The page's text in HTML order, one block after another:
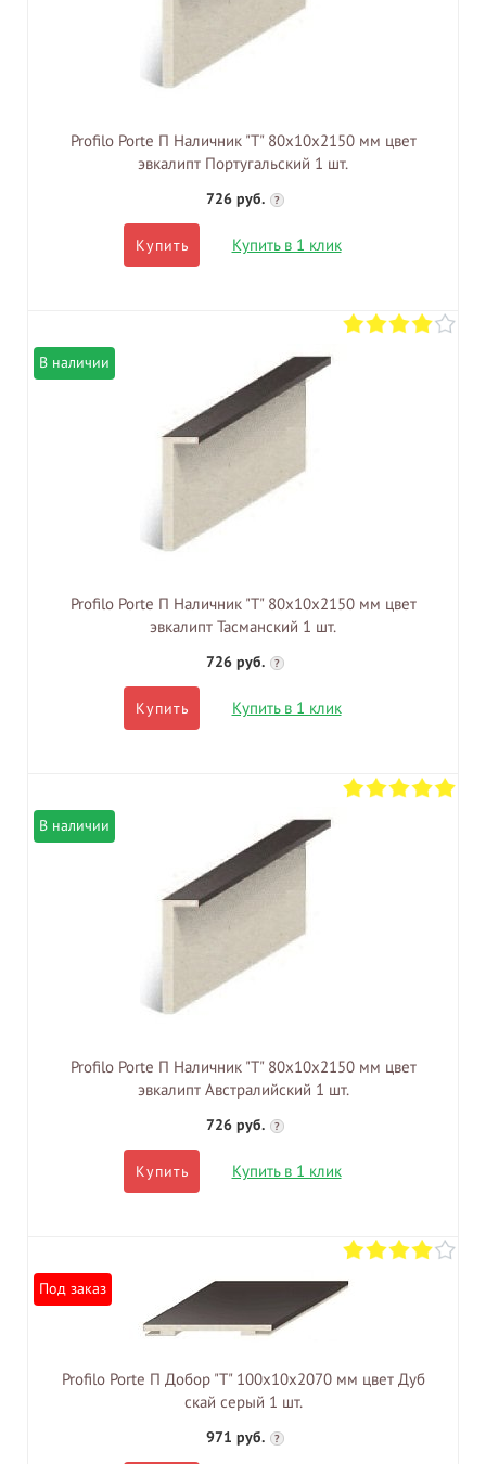
Profilo Porte П Наличник "Т" 80х10х2150 мм цвет
эвкалипт Португальский 1 шт.
726 руб. ?
Купить Купить в 1 клик
В наличии
Profilo Porte П Наличник "Т" 80х10х2150 мм цвет
эвкалипт Тасманский 1 шт.
726 руб. ?
Купить Купить в 1 клик
В наличии
Profilo Porte П Наличник "Т" 80х10х2150 мм цвет
эвкалипт Австралийский 1 шт.
726 руб. ?
Купить Купить в 1 клик
Под заказ
Profilo Porte П Добор "Т" 100х10х2070 мм цвет Дуб
скай серый 1 шт.
971 руб. ?